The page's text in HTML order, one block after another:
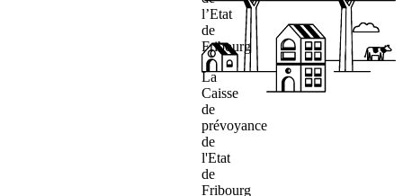
l’Etat
de
Fribourg
La
Caisse
de
prévoyance
de
l'Etat
de
Fribourg